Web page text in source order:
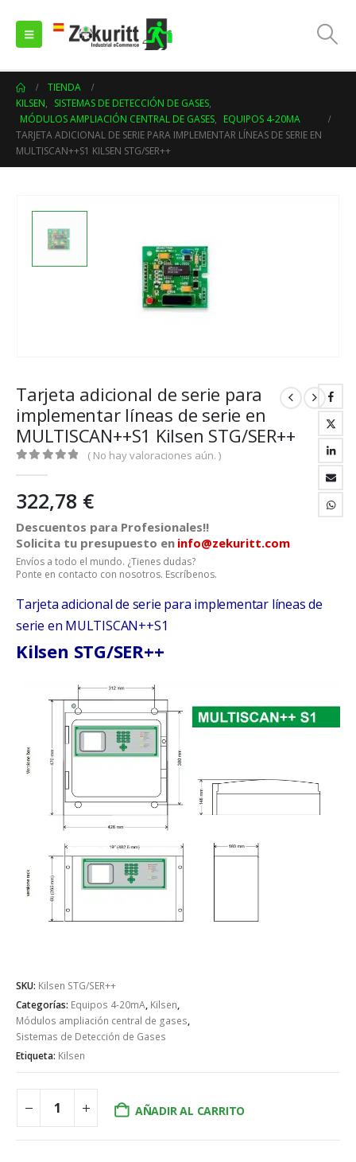
TIENDA
KILSEN, SISTEMAS DE DETECCIÓN DE GASES,
MÓDULOS AMPLIACIÓN CENTRAL DE GASES, EQUIPOS 4-20MA
TARJETA ADICIONAL DE SERIE PARA IMPLEMENTAR LÍNEAS DE SERIE EN
MULTISCAN++S1 KILSEN STG/SER++
Tarjeta adicional de serie para
implementar líneas de serie en
MULTISCAN++S1 Kilsen STG/SER++
( No hay valoraciones aún. )
322,78 €
Descuentos para Profesionales!!
Solicita tu presupuesto en info@zekuritt.com
Envíos a todo el mundo. ¿Tienes dudas?
Ponte en contacto con nosotros. Escríbenos.
Tarjeta adicional de serie para implementar líneas de
serie en MULTISCAN++S1
Kilsen STG/SER++
SKU: Kilsen STG/SER++
Categorías: Equipos 4-20mA, Kilsen,
Módulos ampliación central de gases,
Sistemas de Detección de Gases
Etiqueta: Kilsen
AÑADIR AL CARRITO